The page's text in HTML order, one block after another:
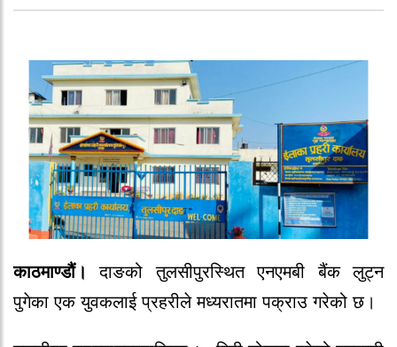
काठमाण्डौं।
दाङको तुलसीपुरस्थित एनएमबी बैंक लुट्न
पुगेका एक युवकलाई प्रहरीले मध्यरातमा पक्राउ गरेको छ।